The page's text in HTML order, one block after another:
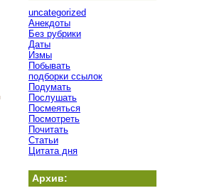
uncategorized
Анекдоты
Без рубрики
Даты
Измы
Побывать
подборки ссылок
Подумать
Послушать
Посмеяться
Посмотреть
Почитать
Статьи
Цитата дня
Архив: